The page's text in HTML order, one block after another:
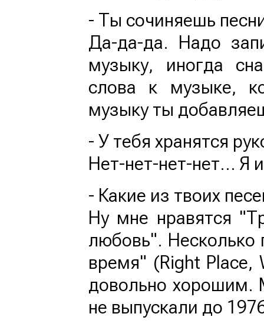
- Ты сочиняешь
Да-да-да. Надо
музыку, иногда
слова к музыке,
музыку ты
- У тебя хранятся
Нет-нет-нет-нет… Я
- Какие из твоих
Ну мне нравятся
любовь".
время" (Right Place,
довольно хорошим.
не выпускали до